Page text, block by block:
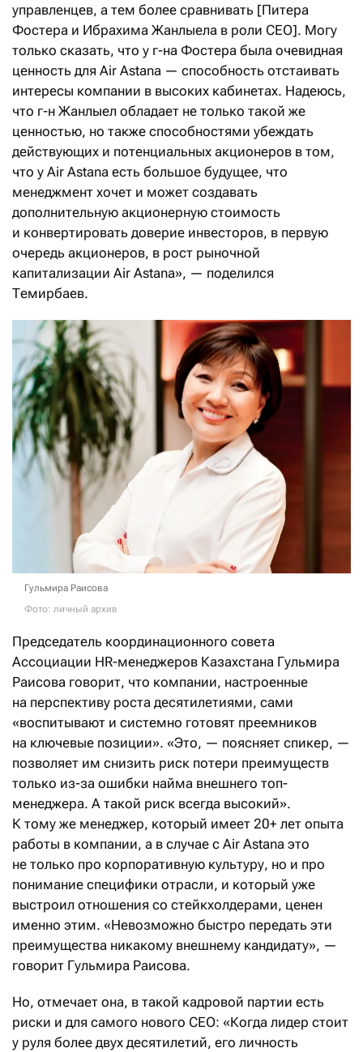
управленцев, а тем более сравнивать [Питера
Фостера и Ибрахима Жанлыела в роли CEO]. Могу
только сказать, что у г-на Фостера была очевидная
ценность для Air Astana — способность отстаивать
интересы компании в высоких кабинетах. Надеюсь,
что г-н Жанлыел обладает не только такой же
ценностью, но также способностями убеждать
действующих и потенциальных акционеров в том,
что у Air Astana есть большое будущее, что
менеджмент хочет и может создавать
дополнительную акционерную стоимость
и конвертировать доверие инвесторов, в первую
очередь акционеров, в рост рыночной
капитализации Air Astana», — поделился
Темирбаев.
Гульмира Раисова
Фото: личный архив
Председатель координационного совета
Ассоциации HR-менеджеров Казахстана Гульмира
Раисова говорит, что компании, настроенные
на перспективу роста десятилетиями, сами
«воспитывают и системно готовят преемников
на ключевые позиции». «Это, — поясняет спикер, —
позволяет им снизить риск потери преимуществ
только из-за ошибки найма внешнего топ-
менеджера. А такой риск всегда высокий».
К тому же менеджер, который имеет 20+ лет опыта
работы в компании, а в случае с Air Astana это
не только про корпоративную культуру, но и про
понимание специфики отрасли, и который уже
выстроил отношения со стейкхолдерами, ценен
именно этим. «Невозможно быстро передать эти
преимущества никакому внешнему кандидату», —
говорит Гульмира Раисова.
Но, отмечает она, в такой кадровой партии есть
риски и для самого нового CEO: «Когда лидер стоит
у руля более двух десятилетий, его личность